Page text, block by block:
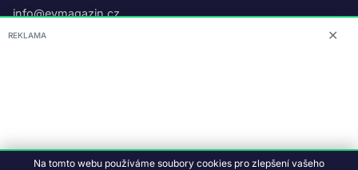
info@evmagazin.cz
O nás
© 2026 EV Magazin.Podmínky a ochrana dat.
REKLAMA ✕
Na tomto webu používáme soubory cookies pro zlepšení vašeho